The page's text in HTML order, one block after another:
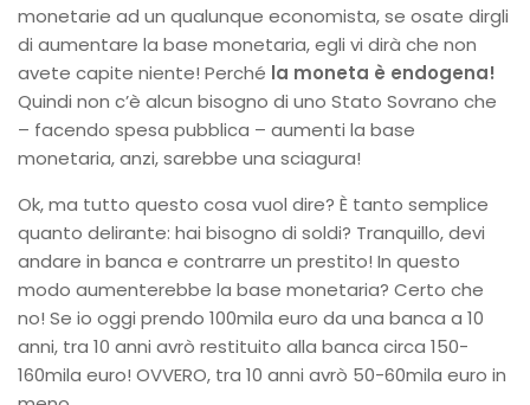
monetarie ad un qualunque economista, se osate dirgli
di aumentare la base monetaria, egli vi dirà che non
avete capite niente! Perché la moneta è endogena!
Quindi non c’è alcun bisogno di uno Stato Sovrano che
– facendo spesa pubblica – aumenti la base
monetaria, anzi, sarebbe una sciagura!
Ok, ma tutto questo cosa vuol dire? È tanto semplice
quanto delirante: hai bisogno di soldi? Tranquillo, devi
andare in banca e contrarre un prestito! In questo
modo aumenterebbe la base monetaria? Certo che
no! Se io oggi prendo 100mila euro da una banca a 10
anni, tra 10 anni avrò restituito alla banca circa 150-
160mila euro! OVVERO, tra 10 anni avrò 50-60mila euro in